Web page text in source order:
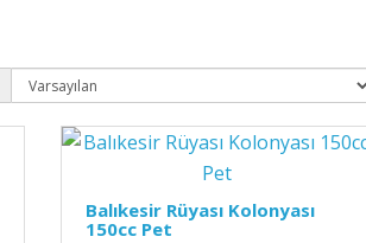
Balıkesir Rüyası Kolonyası
150cc Pet